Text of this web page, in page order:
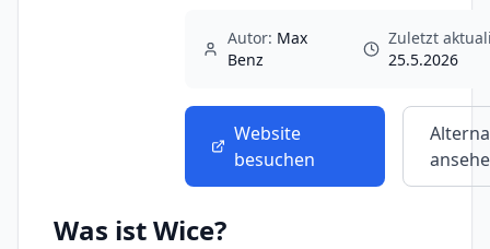
Autor: Max
Benz
Zuletzt
25.5.2026
Website
besuchen
Was istWice?